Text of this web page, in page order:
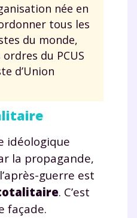
née en
tous les
du monde,
du PCUS
d’Union
idéologique
la propagande,
guerre est
. C’est
façade.